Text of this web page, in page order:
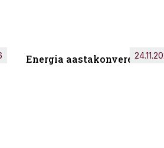
Energia aastakonverents